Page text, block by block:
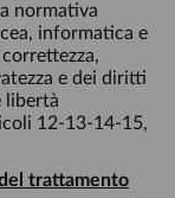
normativa
informatica e
e dei diritti
libertà
12-13-14-15,
trattamento